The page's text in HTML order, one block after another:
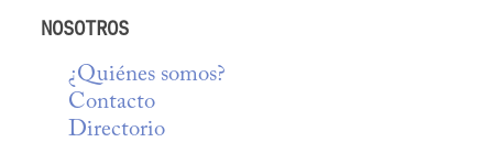
NOSOTROS
¿Quiénes somos?
Contacto
Directorio